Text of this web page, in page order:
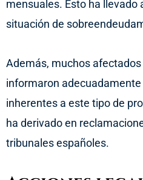
mensuales. Esto ha llevado
situación de
Además, muchos
informaron
inherentes a este tipo de
ha derivado en
tribunales españoles.